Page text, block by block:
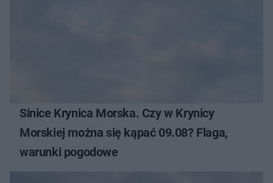
Sinice Krynica Morska. Czy w Krynicy
Morskiej można się kąpać 09.08? Flaga,
warunki pogodowe